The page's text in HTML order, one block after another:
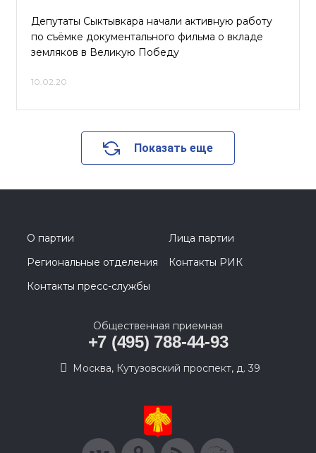
Депутаты Сыктывкара начали активную работу
по съёмке документального фильма о вкладе
земляков в Великую Победу
10.02.20
Показать еще
О партии
Лица партии
Региональные отделения
Контакты РИК
Контакты пресс-службы
Общественная приемная
+7 (495) 788-44-93
Москва, Кутузовский проспект, д. 39